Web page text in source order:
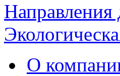
Направления
О